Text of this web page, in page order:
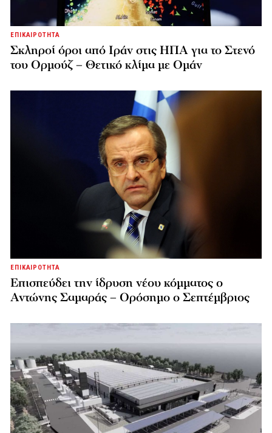
ΕΠΙΚΑΙΡΟΤΗΤΑ
Σκληροί όροι από Ιράν στις ΗΠΑ για το Στενό
του Ορμούζ – Θετικό κλίμα με Ομάν
ΕΠΙΚΑΙΡΟΤΗΤΑ
Επισπεύδει την ίδρυση νέου κόμματος o
Αντώνης Σαμαράς – Ορόσημο ο Σεπτέμβριος